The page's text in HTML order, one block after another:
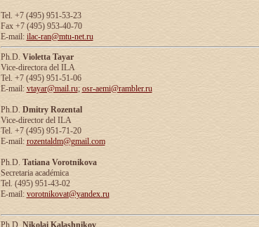
Tel. +7 (495) 951-53-23
Fax +7 (495) 953-40-70
E-mail: ilac-ran@mtu-net.ru
Ph.D. Violetta Tayar
Vice-directora del ILA
Tel. +7 (495) 951-51-06
E-mail: vtayar@mail.ru; osr-aemi@rambler.ru
Ph.D. Dmitry Rozental
Vice-director del ILA
Tel. +7 (495) 951-71-20
E-mail: rozentaldm@gmail.com
Ph.D. Tatiana Vorotnikova
Secretaria académica
Tel. (495) 951-43-02
E-mail: vorotnikovat@yandex.ru
Ph.D. Nikolai Kalashnikov